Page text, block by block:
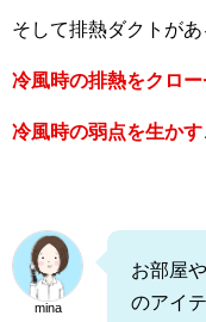
そして排熱ダクトが
冷風時の排熱をクロー
冷風時の弱点を生かす
mina
お部屋
のアイ